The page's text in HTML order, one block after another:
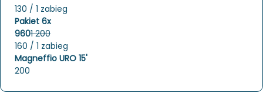
130 / 1 zabieg
Pakiet 6x
9601 200
160 / 1 zabieg
Magneffio URO 15'
200